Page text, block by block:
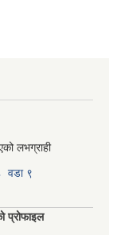
लभग्राही
वडा ९
प्रोफाइल